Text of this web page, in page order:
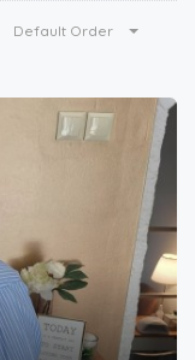
Default Order